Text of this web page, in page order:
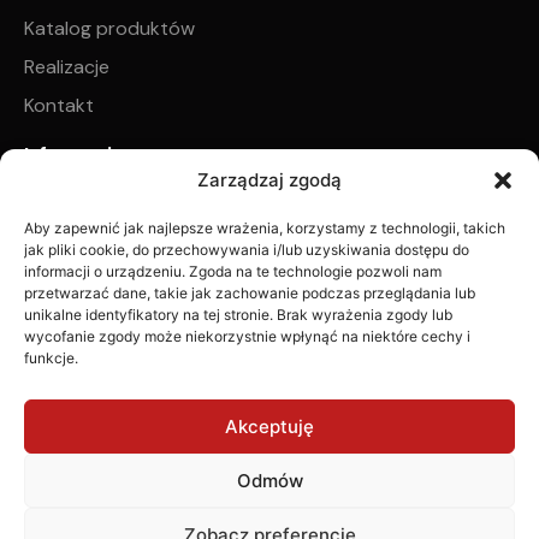
Zarządzaj zgodą
Aby zapewnić jak najlepsze wrażenia, korzystamy z technologii, takich
jak pliki cookie, do przechowywania i/lub uzyskiwania dostępu do
informacji o urządzeniu. Zgoda na te technologie pozwoli nam
przetwarzać dane, takie jak zachowanie podczas przeglądania lub
unikalne identyfikatory na tej stronie. Brak wyrażenia zgody lub
wycofanie zgody może niekorzystnie wpłynąć na niektóre cechy i
funkcje.
Akceptuję
Odmów
Zobacz preferencje
Katalog produktów
Realizacje
Kontakt
Informacje
Regulamin sklepu internetowego
Regulamin płatności zadatku na poczet realizacji
zamówionych produktów
Polityka prywatności
Zwroty i reklamacje
© 2025 WW Projekt All rights reserved.